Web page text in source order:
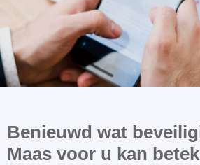
Benieuwd wat
Maas voor u kan